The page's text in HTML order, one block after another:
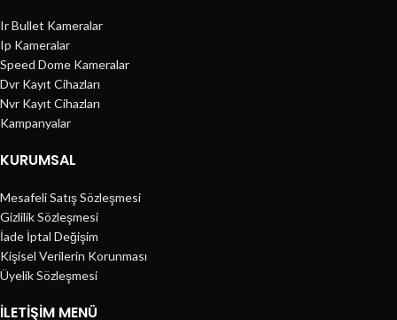
Ir Bullet Kameralar
Ip Kameralar
Speed Dome Kameralar
Dvr Kayıt Cihazları
Nvr Kayıt Cihazları
Kampanyalar
KURUMSAL
Mesafeli Satış Sözleşmesi
Gizlilik Sözleşmesi
İade İptal Değişim
Kişisel Verilerin Korunması
Üyelik Sözleşmesi
İLETIŞIM MENÜ